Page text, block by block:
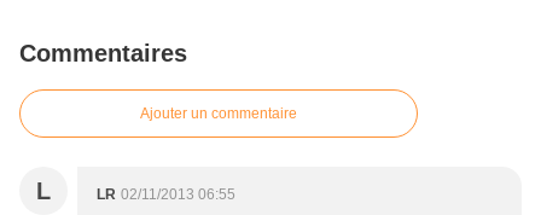
Commentaires
Ajouter un commentaire
L LR 02/11/2013 06:55